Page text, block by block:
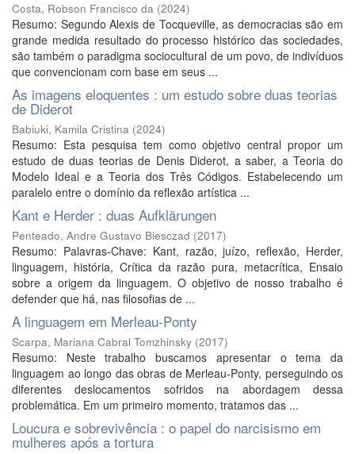
Costa, Robson Francisco da (2024)
Resumo: Segundo Alexis de Tocqueville, as democracias são em
grande medida resultado do processo histórico das sociedades,
são também o paradigma sociocultural de um povo, de indivíduos
que convencionam com base em seus ...
As imagens eloquentes : um estudo sobre duas teorias
de Diderot
Babiuki, Kamila Cristina (2024)
Resumo: Esta pesquisa tem como objetivo central propor um
estudo de duas teorias de Denis Diderot, a saber, a Teoria do
Modelo Ideal e a Teoria dos Três Códigos. Estabelecendo um
paralelo entre o domínio da reflexão artística ...
Kant e Herder : duas Aufklärungen
Penteado, Andre Gustavo Biesczad (2017)
Resumo: Palavras-Chave: Kant, razão, juízo, reflexão, Herder,
linguagem, história, Crítica da razão pura, metacrítica, Ensaio
sobre a origem da linguagem. O objetivo de nosso trabalho é
defender que há, nas filosofias de ...
A linguagem em Merleau-Ponty
Scarpa, Mariana Cabral Tomzhinsky (2017)
Resumo: Neste trabalho buscamos apresentar o tema da
linguagem ao longo das obras de Merleau-Ponty, perseguindo os
diferentes deslocamentos sofridos na abordagem dessa
problemática. Em um primeiro momento, tratamos das ...
Loucura e sobrevivência : o papel do narcisismo em
mulheres após a tortura